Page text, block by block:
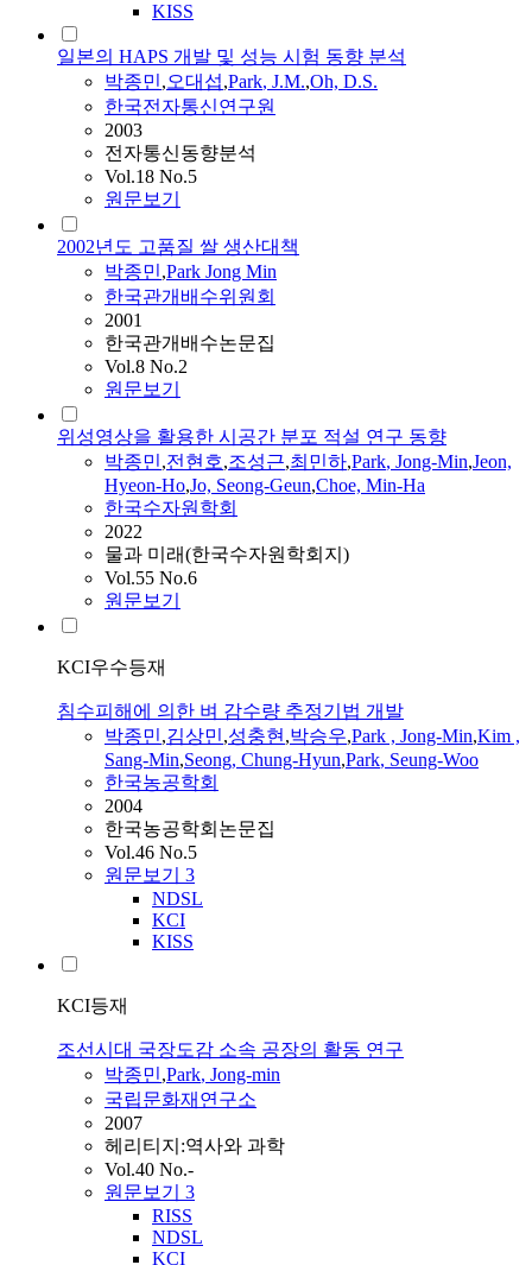
KISS
일본의 HAPS 개발 및 성능 시험 동향 분석
박종민,오대섭,Park, J.M.,Oh, D.S.
한국전자통신연구원
2003
전자통신동향분석
Vol.18 No.5
원문보기
2002년도 고품질 쌀 생산대책
박종민,Park Jong Min
한국관개배수위원회
2001
한국관개배수논문집
Vol.8 No.2
원문보기
위성영상을 활용한 시공간 분포 적설 연구 동향
박종민,전현호,조성근,최민하,Park, Jong-Min,Jeon,
Hyeon-Ho,Jo, Seong-Geun,Choe, Min-Ha
한국수자원학회
2022
물과 미래(한국수자원학회지)
Vol.55 No.6
원문보기
KCI우수등재
침수피해에 의한 벼 감수량 추정기법 개발
박종민,김상민,성충현,박승우,Park , Jong-Min,Kim ,
Sang-Min,Seong, Chung-Hyun,Park, Seung-Woo
한국농공학회
2004
한국농공학회논문집
Vol.46 No.5
원문보기 3
NDSL
KCI
KISS
KCI등재
조선시대 국장도감 소속 공장의 활동 연구
박종민,Park, Jong-min
국립문화재연구소
2007
헤리티지:역사와 과학
Vol.40 No.-
원문보기 3
RISS
NDSL
KCI